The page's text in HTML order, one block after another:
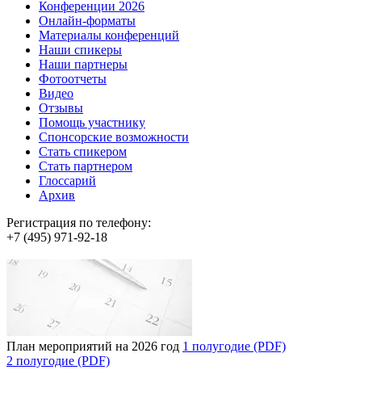
Конференции 2026
Онлайн-форматы
Материалы конференций
Наши спикеры
Наши партнеры
Фотоотчеты
Видео
Отзывы
Помощь участнику
Спонсорские возможности
Стать спикером
Стать партнером
Глоссарий
Архив
Регистрация по телефону:
+7 (495) 971-92-18
План мероприятий на 2026 год 1 полугодие (PDF)
2 полугодие (PDF)